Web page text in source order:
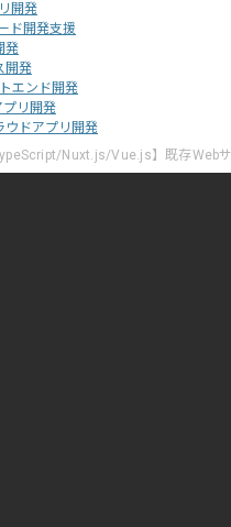
開発
ド開発支援
発
開発
エンド開発
プリ開発
ウドアプリ開発
Nuxt.js/Vue.js】既存Web